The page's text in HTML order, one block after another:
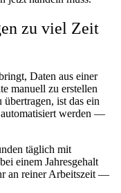
zu viel Zeit
Daten aus einer
manuell zu erstellen
ist das ein
werden —
täglich mit
einem Jahresgehalt
an reiner Arbeitszeit —